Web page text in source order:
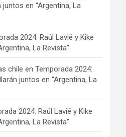
juntos en “Argentina, La
2024: Raúl Lavié y Kike
La Revista”
chile enTemporada 2024:
juntos en “Argentina, La
2024: Raúl Lavié y Kike
La Revista”